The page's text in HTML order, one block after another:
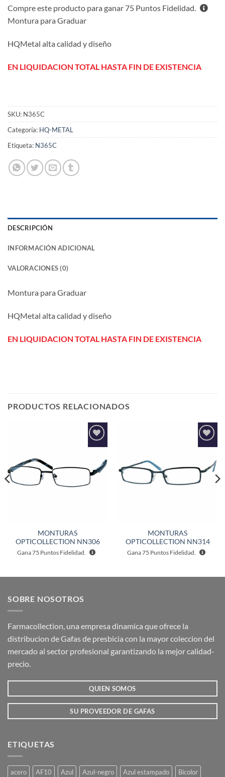
Compre este producto para ganar 75 Puntos Fidelidad.
Montura para Graduar
HQMetal alta calidad y diseño
EN LIQUIDACION TOTAL HASTA FIN DE EXISTENCIA
SKU: N365C
Categoría: HQ-METAL
Etiqueta: N365C
DESCRIPCIÓN
INFORMACIÓN ADICIONAL
VALORACIONES (0)
Montura para Graduar
HQMetal alta calidad y diseño
EN LIQUIDACION TOTAL HASTA FIN DE EXISTENCIA
PRODUCTOS RELACIONADOS
Añadir
lista de
deseos
MONTURAS
OPTICOLLECTION NN306
Gana75 Puntos Fidelidad.
Añadir
deseos
MONTURAS
OPTICOLLECTION NN314
Gana75 Puntos Fidelidad.
SOBRE NOSOTROS
Farmacollection, una empresa dinamica que ofrece la
distribucion de Gafas de presbicia con la mayor coleccion del
mercado al sector profesional garantizando la mejor calidad-
precio.
QUIEN SOMOS
SU PROVEEDOR DE GAFAS
ETIQUETAS
acero AF10 Azul Azul-negro Azul estampado
Bicolor